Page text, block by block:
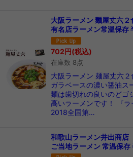
大阪ラーメン 麺屋丈六
有名店ラーメン常温保存
702円(税込)
在庫数 8点
大阪ラーメン 麺屋丈六
ガラベースの濃い醤油ス
麺は歯切れの良いのどゴ
高いラーメンです！ 『
2018全国第…
和歌山ラーメン井出商店
ご当地ラーメン 常温保存